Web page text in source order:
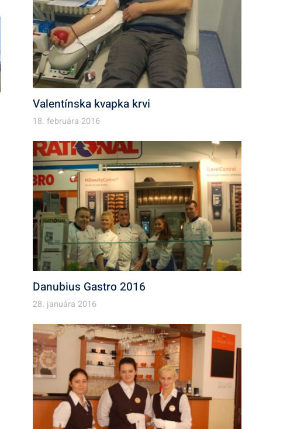
Valentínska kvapka krvi
18. februára 2016
Danubius Gastro 2016
28. januára 2016